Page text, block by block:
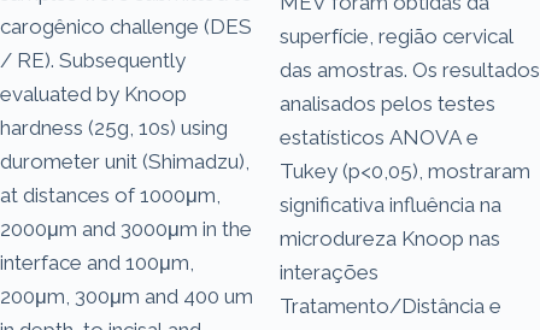
carogênico challenge (DES
/ RE). Subsequently
evaluated by Knoop
hardness (25g, 10s) using
durometer unit (Shimadzu),
at distances of 1000μm,
2000μm and 3000μm in the
interface and 100μm,
200μm, 300μm and 400 um
superfície, região cervical
das amostras. Os resultados
analisados pelos testes
estatísticos ANOVA e
Tukey (p<0,05), mostraram
significativa influência na
microdureza Knoop nas
interações
Tratamento/Distância e